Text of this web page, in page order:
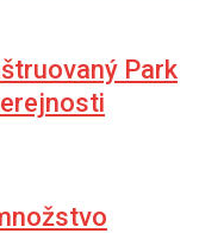
Park